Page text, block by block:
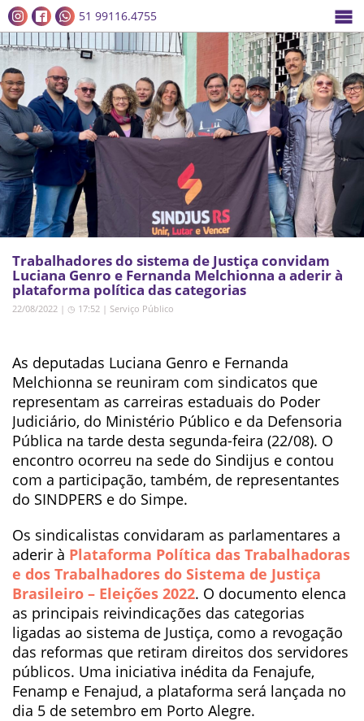
51 99116.4755
Trabalhadores do sistema de Justiça convidam
Luciana Genro e Fernanda Melchionna a aderir à
plataforma política das categorias
22/08/2022 | ◷ 17:52 | Serviço Público
As deputadas Luciana Genro e Fernanda
Melchionna se reuniram com sindicatos que
representam as carreiras estaduais do Poder
Judiciário, do Ministério Público e da Defensoria
Pública na tarde desta segunda-feira (22/08). O
encontro ocorreu na sede do Sindijus e contou
com a participação, também, de representantes
do SINDPERS e do Simpe.
Os sindicalistas convidaram as parlamentares a
aderir à Plataforma Política das Trabalhadoras
e dos Trabalhadores do Sistema de Justiça
Brasileiro – Eleições 2022. O documento elenca
as principais reivindicações das categorias
ligadas ao sistema de Justiça, como a revogação
das reformas que retiram direitos dos servidores
públicos. Uma iniciativa inédita da Fenajufe,
Fenamp e Fenajud, a plataforma será lançada no
dia 5 de setembro em Porto Alegre.